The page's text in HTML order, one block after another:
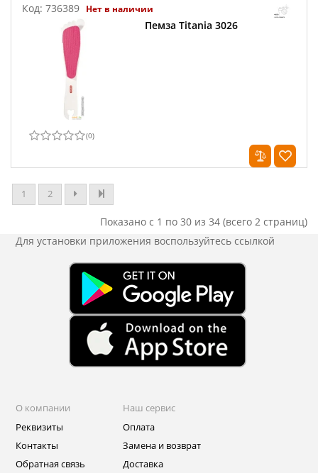
Код: 736389 Нет в наличии
Пемза Titania 3026
(0)
1 2
Показано с 1 по 30 из 34 (всего 2 страниц)
Для установки приложения воспользуйтесь ссылкой
О компании
Реквизиты
Контакты
Обратная связь
Наш сервис
Оплата
Замена и возврат
Доставка